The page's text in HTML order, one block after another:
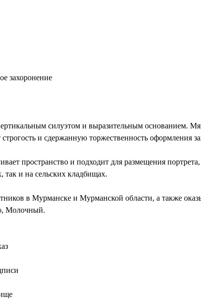
захоронение
силуэтом и выразительным основанием.
и сдержанную торжественность оформления
пространство и подходит для размещения
так и на сельских кладбищах.
в Мурманске и Мурманской области, а также
Молочный.